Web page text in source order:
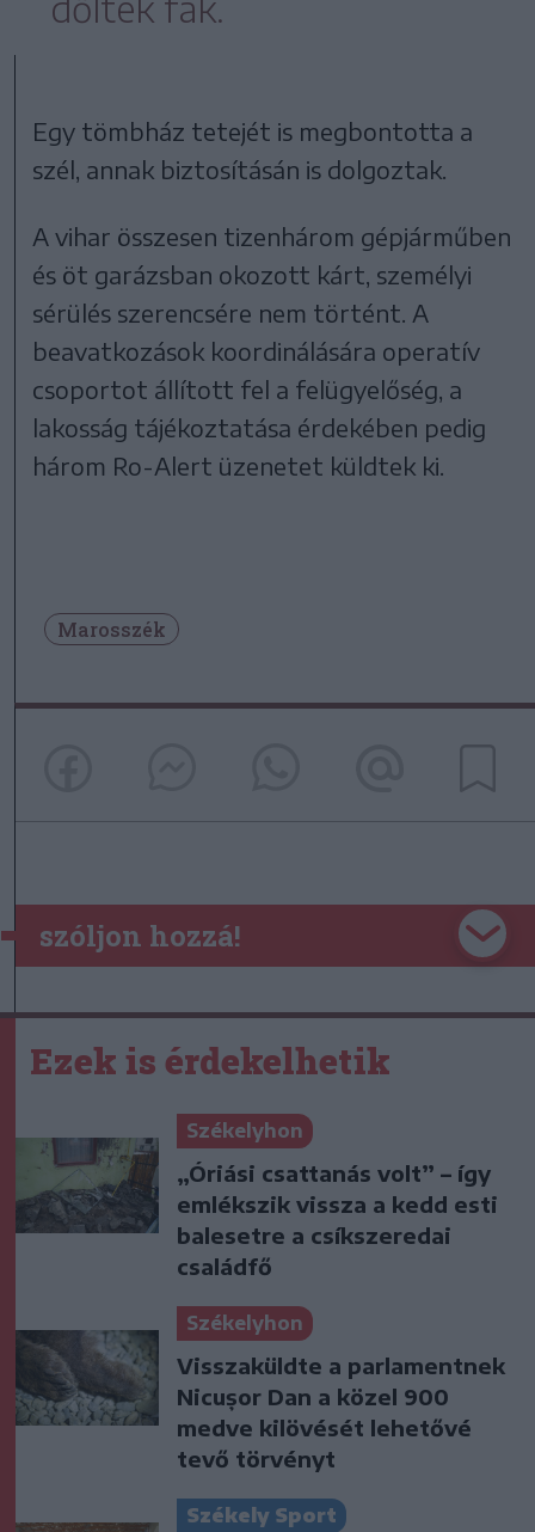
Egy tömbház tetejét is megbontotta a
szél, annak biztosításán is dolgoztak.
A vihar összesen tizenhárom gépjárműben
és öt garázsban okozott kárt, személyi
sérülés szerencsére nem történt. A
beavatkozások koordinálására operatív
csoportot állított fel a felügyelőség, a
lakosság tájékoztatása érdekében pedig
három Ro-Alert üzenetet küldtek ki.
Marosszék
szóljon hozzá!
Ezek is érdekelhetik
Székelyhon
„Óriási csattanás volt” – így
emlékszik vissza a kedd esti
balesetre a csíkszeredai
családfő
Székelyhon
Visszaküldte a parlamentnek
Nicușor Dan a közel 900
medve kilövését lehetővé
tevő törvényt
Székely Sport